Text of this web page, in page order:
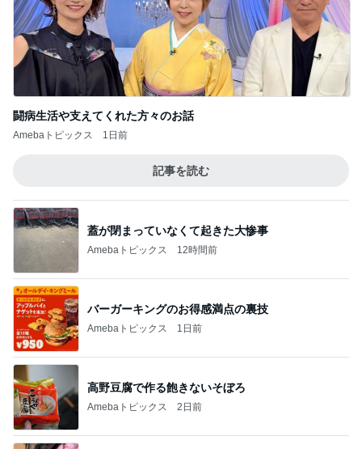
闘病生活や支えてくれた方々のお話
Amebaトピックス 1日前
記事を読む
蓋が閉まっていなくて起きた大惨事
Amebaトピックス 12時間前
バーガーキングのお得感満点の裏技
Amebaトピックス 1日前
高野豆腐で作る飽きないそぼろ
Amebaトピックス 2日前